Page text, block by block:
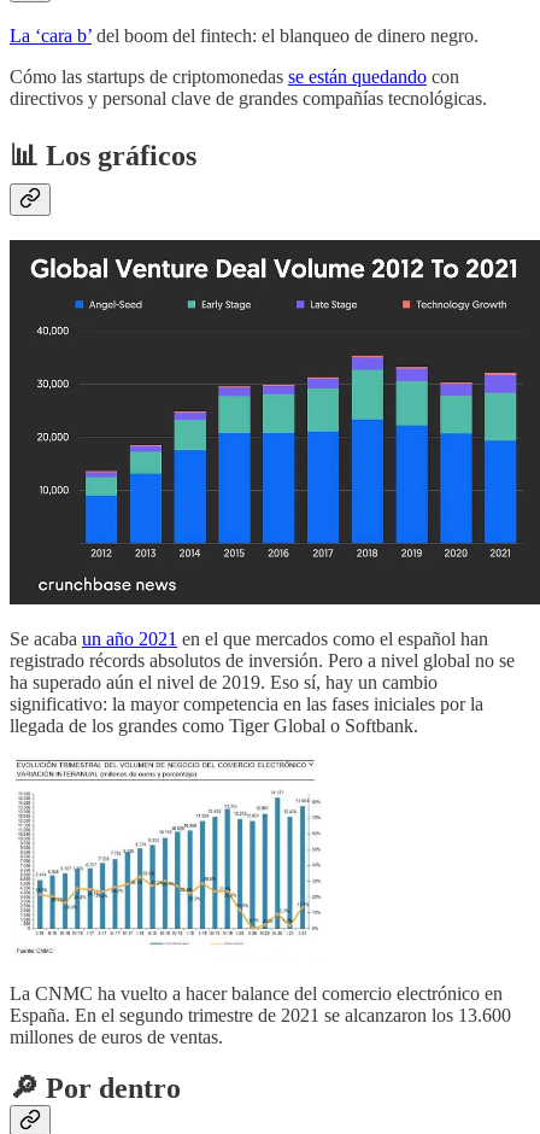
La ‘cara b’ del boom del fintech: el blanqueo de dinero negro.
Cómo las startups de criptomonedas se están quedando con
directivos y personal clave de grandes compañías tecnológicas.
📊 Los gráficos
Se acaba un año 2021 en el que mercados como el español han
registrado récords absolutos de inversión. Pero a nivel global no se
ha superado aún el nivel de 2019. Eso sí, hay un cambio
significativo: la mayor competencia en las fases iniciales por la
llegada de los grandes como Tiger Global o Softbank.
La CNMC ha vuelto a hacer balance del comercio electrónico en
España. En el segundo trimestre de 2021 se alcanzaron los 13.600
millones de euros de ventas.
🔎 Por dentro